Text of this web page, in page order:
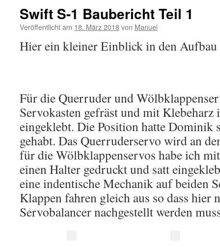
Swift S-1 Baubericht Teil 1
Veröffentlicht am 18. März 2018von Manuel
Hier ein kleiner Einblick in den Aufbau
Für die Querruder und
Servokasten gefräst und mit Klebeharz
eingeklebt. Die Position hatte Dominik
gehabt. Das Querruderservo wird an
für die Wölbklappenservos habe ich
einen Halter gedruckt und satt
eine indentische Mechanik auf beiden
Klappen fahren gleich aus so dass hier
Servobalancer nachgestellt werden